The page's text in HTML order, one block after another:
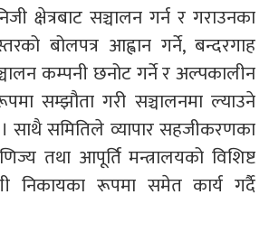
क्षेत्रबाट सञ्चालन गर्न र गराउनका
बोलपत्र आह्वान गर्ने, बन्दरगाह
कम्पनी छनोट गर्ने र अल्पकालीन
सम्झौता गरी सञ्चालनमा ल्याउने
साथै समितिले व्यापार सहजीकरणका
तथा आपूर्ति मन्त्रालयको विशिष्ट
निकायका रूपमा समेत कार्य गर्दै